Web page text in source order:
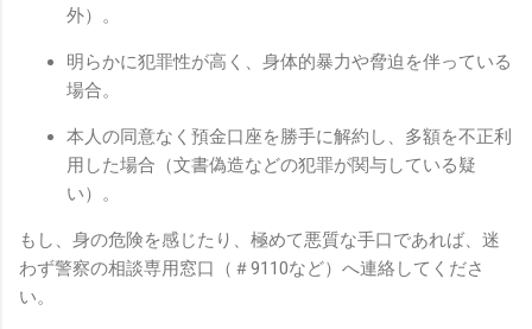
外）。
明らかに犯罪性が高く、身体的暴力や脅迫を伴っている
場合。
本人の同意なく預金口座を勝手に解約し、多額を不正利
用した場合（文書偽造などの犯罪が関与している疑
い）。
もし、身の危険を感じたり、極めて悪質な手口であれば、迷
わず警察の相談専用窓口（＃9110など）へ連絡してくださ
い。